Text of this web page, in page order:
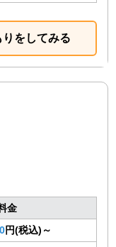
をしてみる
金
円(税込)～